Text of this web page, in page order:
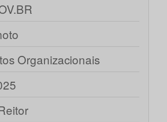
Organizacionais